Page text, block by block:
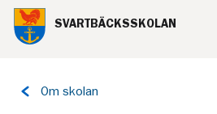
Till innehåll på sidan
SVARTBÄCKSSKOLAN
Tillbaka
Om skolan